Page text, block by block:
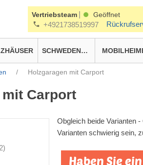
Vertriebsteam Geöffnet
+4921738519997
SCHWEDENHÄUSER
/ Holzgaragen mit Carport
Carport
Obgleich beide Varianten
Varianten schwierig sein,
Haben Sie